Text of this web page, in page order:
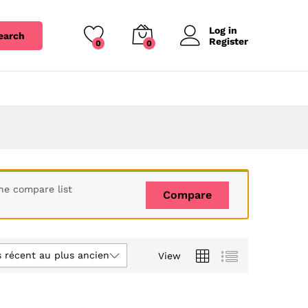
0 0
Log in
Register
Compare
compare list
View
récent au plus ancien